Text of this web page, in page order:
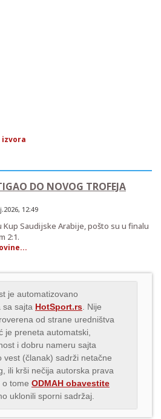
izvora
DO NOVOG TROFEJA
, 12:49
Kup Saudijske Arabije, pošto su u finalu
2:1.
je automatizovano
sa sajta HotSport.rs . Nije
od strane uredništva
je preneta automatski,
i dobru nameru sajta
vest (članak) sadrži netačne
ili krši nečija autorska prava
o tome ODMAH obavestite
uklonili sporni sadržaj.